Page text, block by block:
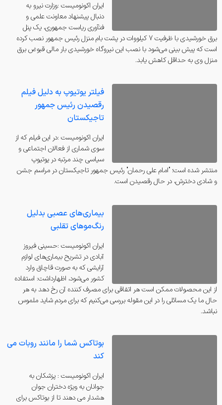
ايران اكونوميست :وزارت نیرو به
دنبال پیشنهاد معاونت علمی و
فنآوری ریاست جمهوری، یک پنل
برق خورشیدی با ظرفیت 7 کیلووات در پشت بام منزل رئیس جمهور نصب کرده
است که پیش بینی می‌شود با نصب این نیروگاه خورشیدی بار مالی قبوض برق
منزل وی به حداقل کاهش یابد.
فیلتر یوتیوپ به دلیل فیلم
رقصیدن رئیس جمهور
تاجیکستان
ايران اكونوميست :در این فیلم که از
سوی شماری از فعالان اجتماعی و
سیاسی چند مرتبه در یوتیوپ
منتشر شده است؛ "امام علی رحمان" رئیس جمهور تاجیکستان در مراسم جشن
و شادی دخترش، در حال رقصیدن است.
بیماری‌های عصبی بدلیل
رنگ‌موهای تقلبی
ايران اكونوميست :حسینی فیروز
آبادی در تشریح بیماری‌های لوازم
آرایشی که به صورت قاچاق وارد
کشور می‌شود، اظهارداشت: استفاده
از این محصولات ممکن است هر اتفاقی برای مصرف کننده آن رخ دهد به هر
حال ما یک مسائلی را در این مقوله بررسی می‌کنیم که برای مردم شاید ملموس
نباشد.
بوتاکس شما را مانند روبات می
کند
ايران اكونوميست : پزشکان به
جوانان به ویژه دختران جوان
هشدار می دهند تا از بوتاکس برای